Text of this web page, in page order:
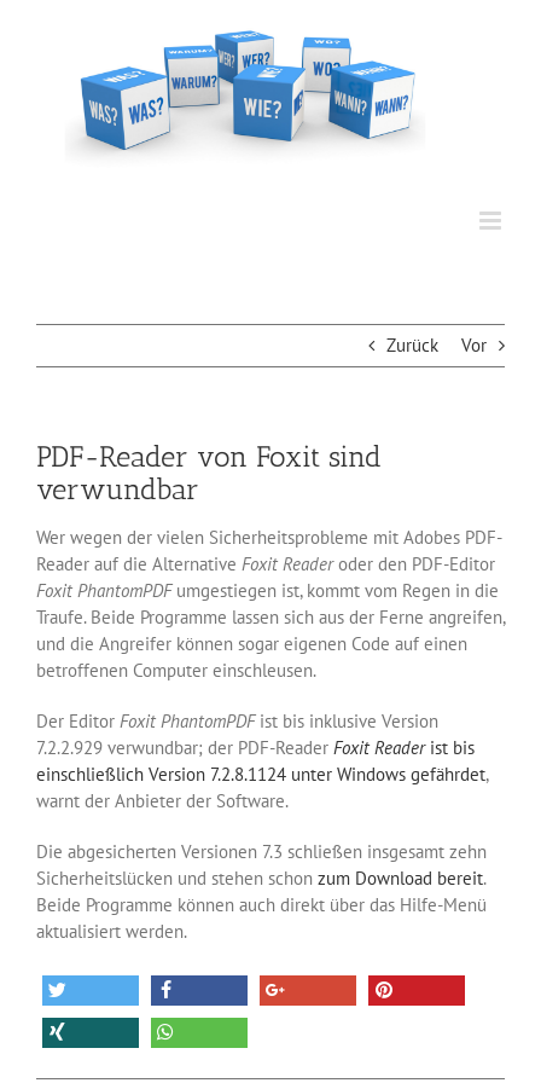
Zurück Vor
PDF-Reader von Foxit sind
verwundbar
Wer wegen der vielen Sicherheitsprobleme mit Adobes PDF-
Reader auf die Alternative Foxit Readeroder den PDF-Editor
Foxit PhantomPDFumgestiegen ist, kommt vom Regen in die
Traufe. Beide Programme lassen sich aus der Ferne angreifen,
und die Angreifer können sogar eigenen Code auf einen
betroffenen Computer einschleusen.
Der Editor Foxit PhantomPDFist bis inklusive Version
7.2.2.929 verwundbar; der PDF-Reader Foxit Readerist bis
einschließlich Version 7.2.8.1124 unter Windows gefährdet,
warnt der Anbieter der Software.
Die abgesicherten Versionen 7.3 schließen insgesamt zehn
Sicherheitslücken und stehen schon zum Download bereit.
Beide Programme können auch direkt über das Hilfe-Menü
aktualisiert werden.